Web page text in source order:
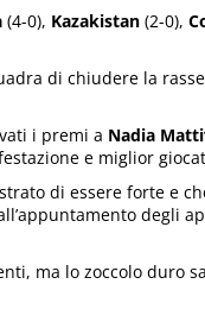
(4-0), Kazakistan (2-0),
di chiudere la
i premi a Nadia
e miglior
di essere forte e
degli
ma lo zoccolo duro